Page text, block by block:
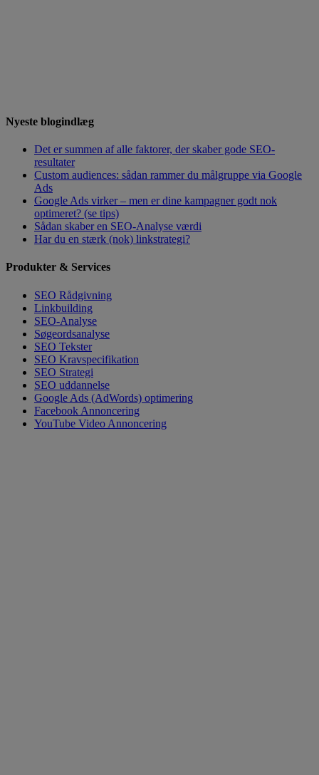
Nyeste blogindlæg
Det er summen af alle faktorer, der skaber gode SEO-
resultater
Custom audiences: sådan rammer du målgruppe via Google
Ads
Google Ads virker – men er dine kampagner godt nok
optimeret? (se tips)
Sådan skaber en SEO-Analyse værdi
Har du en stærk (nok) linkstrategi?
Produkter & Services
SEO Rådgivning
Linkbuilding
SEO-Analyse
Søgeordsanalyse
SEO Tekster
SEO Kravspecifikation
SEO Strategi
SEO uddannelse
Google Ads (AdWords) optimering
Facebook Annoncering
YouTube Video Annoncering